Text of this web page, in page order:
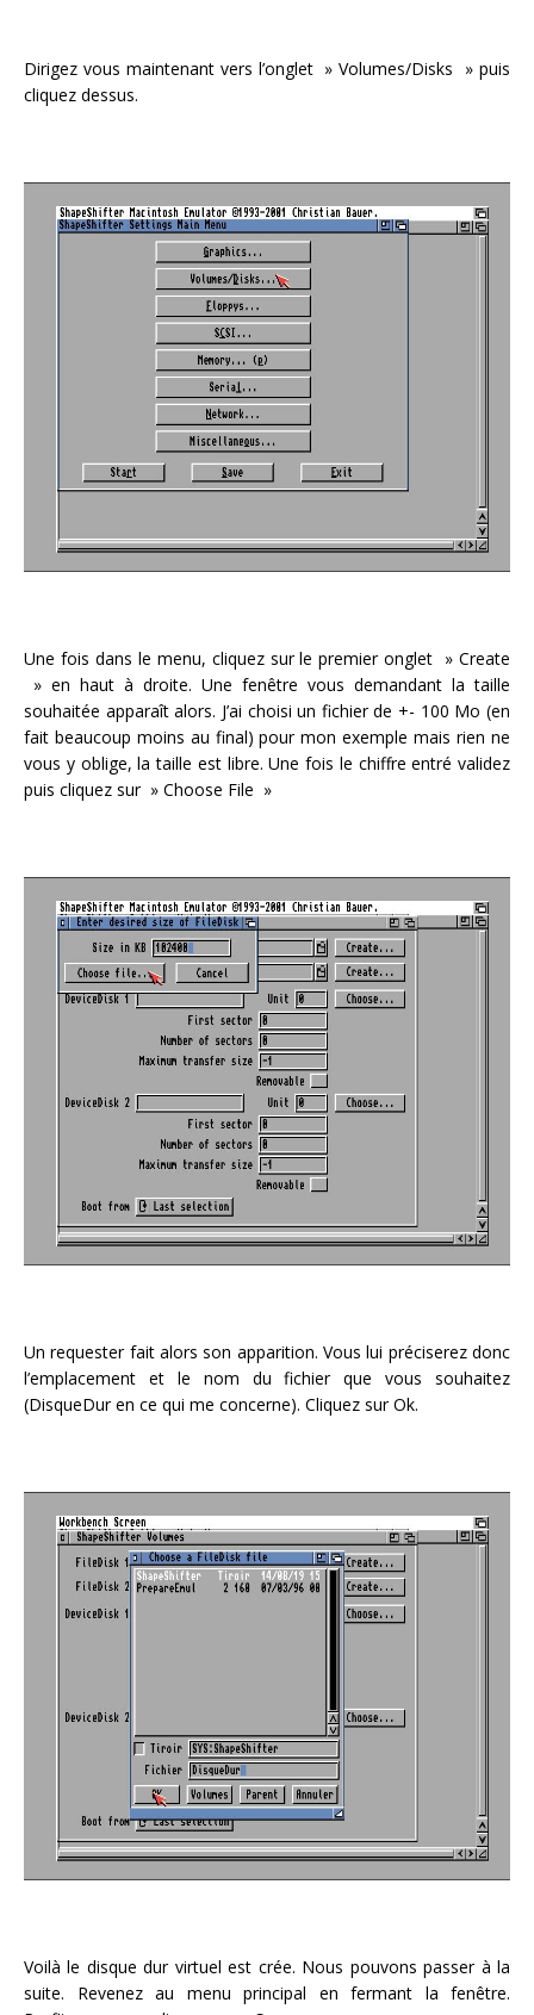
Dirigez vous maintenant vers l’onglet » Volumes/Disks » puis
cliquez dessus.
Une fois dans le menu, cliquez sur le premier onglet » Create
» en haut à droite. Une fenêtre vous demandant la taille
souhaitée apparaît alors. J’ai choisi un fichier de +- 100 Mo (en
fait beaucoup moins au final) pour mon exemple mais rien ne
vous y oblige, la taille est libre. Une fois le chiffre entré validez
puis cliquez sur » Choose File »
Un requester fait alors son apparition. Vous lui préciserez donc
l’emplacement et le nom du fichier que vous souhaitez
(DisqueDur en ce qui me concerne). Cliquez sur Ok.
Voilà le disque dur virtuel est crée. Nous pouvons passer à la
suite. Revenez au menu principal en fermant la fenêtre.